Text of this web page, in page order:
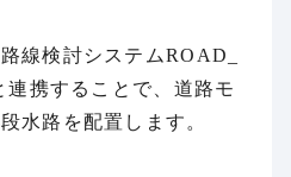
線検討システムROAD_
携することで、道路モ
水路を配置します。